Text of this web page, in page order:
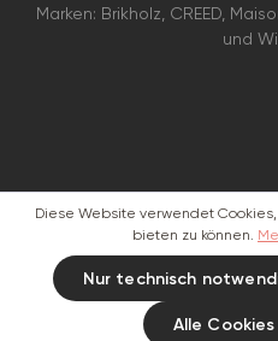
Marken: Brikholz, CREED,
und
Diese Website verwendet
bieten zu können.
Nur technisch
Alle